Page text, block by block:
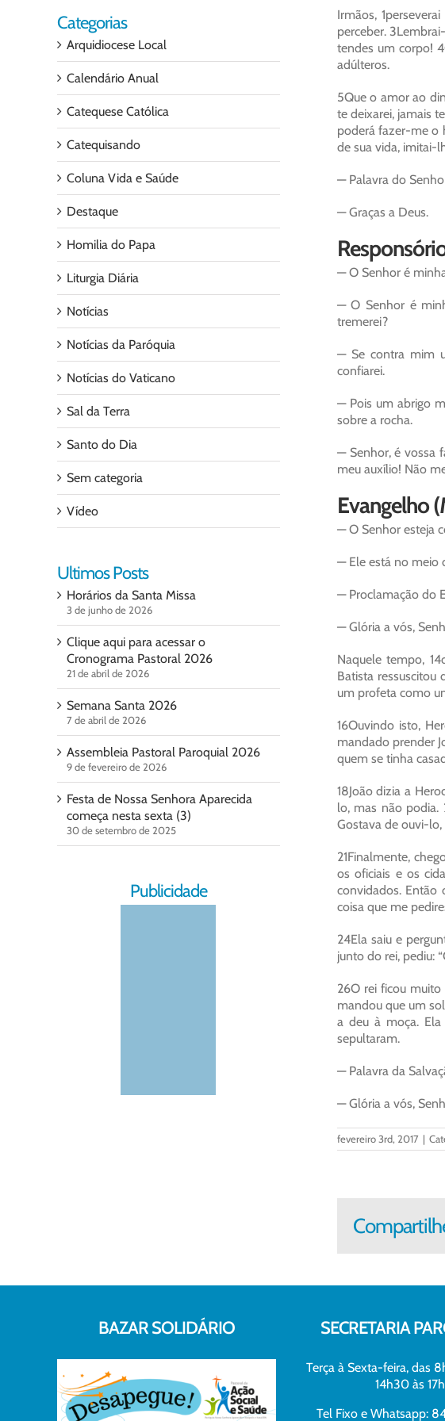
Irmãos,
perceber.
tendes um corpo!
adúlteros.
5Que o amor ao
te deixarei, jamais
poderá fazer-me o
de sua vida, imitai-
— Palavra do
— Graças a Deus.
— O Senhor é
— O Senhor é
tremerei?
— Se contra mim
confiarei.
— Pois um abrigo
sobre a rocha.
— Senhor, é vossa
meu auxílio! Não
Evangelho
— O Senhor esteja
— Ele está no meio
— Proclamação do
— Glória a vós,
Naquele tempo,
Batista ressuscitou
um profeta como
16Ouvindo isto,
mandado prender
quem se tinha
18João dizia a
lo, mas não podia.
Gostava de ouvi-
21Finalmente,
os oficiais e os
convidados. Então
coisa que me
24Ela saiu e
junto do rei, pediu:
26O rei ficou
mandou que um
a deu à moça.
sepultaram.
— Palavra da
— Glória a vós,
fevereiro 3rd, 2017 |
Categorias
Arquidiocese Local
Calendário Anual
Catequese Católica
Catequisando
Coluna Vida e Saúde
Destaque
Homilia do Papa
Liturgia Diária
Notícias
Notícias da Paróquia
Notícias do Vaticano
Sal da Terra
Santo do Dia
Sem categoria
Vídeo
Ultimos Posts
Horários da Santa Missa
3 de junho de 2026
Clique aqui para acessar o
Cronograma Pastoral 2026
21 de abril de 2026
Semana Santa 2026
7 de abril de 2026
Assembleia Pastoral Paroquial 2026
9 de fevereiro de 2026
Festa de Nossa Senhora Aparecida
começa nesta sexta (3)
30 de setembro de 2025
Publicidade
BAZAR SOLIDÁRIO SECRETARIA
Terça à Sexta-feira, das
14h30 às
Tel Fixo e Whatsapp: